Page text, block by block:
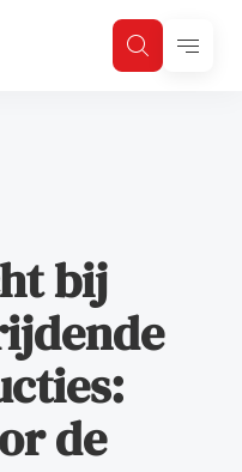
ZoekenMenu
bij
de